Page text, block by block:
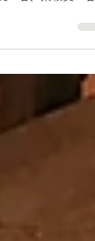
SDGs
3 名、県職員1 名
まざまな体験を
だ盛りだくさん